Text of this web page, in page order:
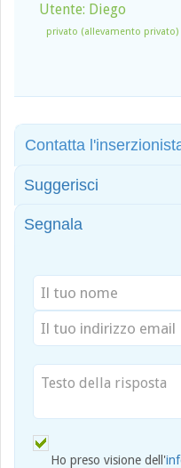
Utente: Diego
privato (allevamento privato)
Contatta
Suggerisci
Segnala
Ho preso visione dell'